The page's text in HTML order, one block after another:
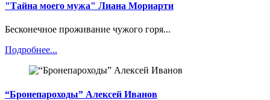
"Тайна моего мужа" Лиана Мориарти
Бесконечное проживание чужого горя...
Подробнее...
“Бронепароходы” Алексей Иванов